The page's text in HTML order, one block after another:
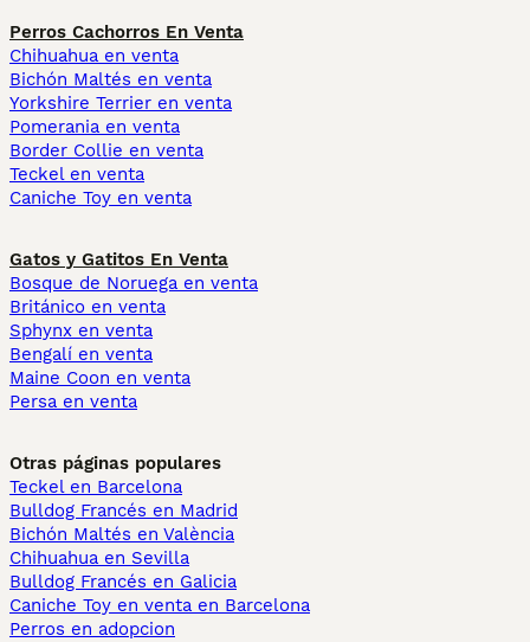
Perros Cachorros En Venta
Chihuahua en venta
Bichón Maltés en venta
Yorkshire Terrier en venta
Pomerania en venta
Border Collie en venta
Teckel en venta
Caniche Toy en venta
Gatos y Gatitos En Venta
Bosque de Noruega en venta
Británico en venta
Sphynx en venta
Bengalí en venta
Maine Coon en venta
Persa en venta
Otras páginas populares
Teckel en Barcelona
Bulldog Francés en Madrid
Bichón Maltés en València
Chihuahua en Sevilla
Bulldog Francés en Galicia
Caniche Toy en venta en Barcelona
Perros en adopcion